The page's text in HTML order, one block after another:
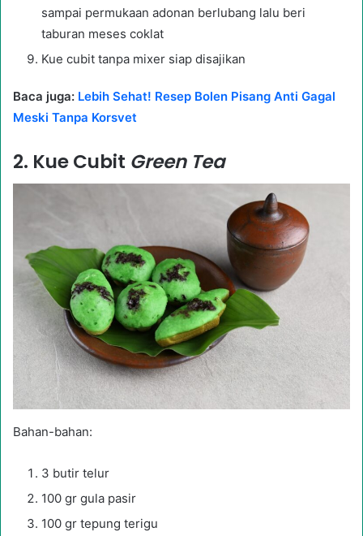
sampai permukaan adonan berlubang lalu beri
taburan meses coklat
Kue cubit tanpa mixer siap disajikan
Baca juga: Lebih Sehat! Resep Bolen Pisang Anti Gagal
Meski Tanpa Korsvet
2. Kue Cubit Green Tea
Bahan-bahan:
3 butir telur
100 gr gula pasir
100 gr tepung terigu